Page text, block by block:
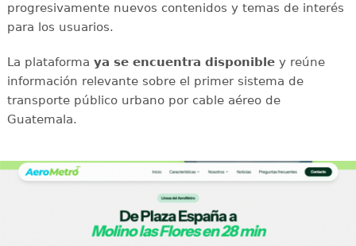
progresivamente nuevos contenidos y temas de interés
para los usuarios.
La plataforma ya se encuentra disponibley reúne
información relevante sobre el primer sistema de
transporte público urbano por cable aéreo de
Guatemala.